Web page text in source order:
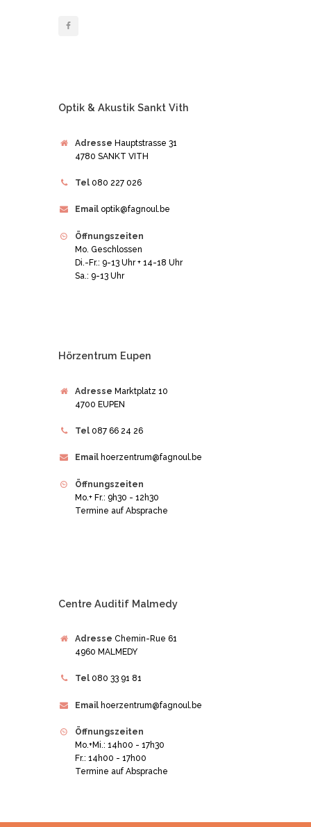
Optik & Akustik Sankt Vith
Adresse Hauptstrasse 31
4780 SANKT VITH
Tel 080 227 026
Email optik@fagnoul.be
Öffnungszeiten
Mo. Geschlossen
Di.-Fr.: 9-13 Uhr + 14-18 Uhr
Sa.: 9-13 Uhr
Hörzentrum Eupen
Adresse Marktplatz 10
4700 EUPEN
Tel 087 66 24 26
Email hoerzentrum@fagnoul.be
Öffnungszeiten
Mo.+ Fr.: 9h30 - 12h30
Termine auf Absprache
Centre Auditif Malmedy
Adresse Chemin-Rue 61
4960 MALMEDY
Tel 080 33 91 81
Email hoerzentrum@fagnoul.be
Öffnungszeiten
Mo.+Mi.: 14h00 - 17h30
Fr.: 14h00 - 17h00
Termine auf Absprache